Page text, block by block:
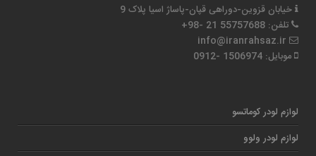
خیابان قزوین-دوراهی قپان-پاساژ اسیا پلاک 9
تلفن: 55757688 21 -98+
موبایل: 1506974 -0912
لوازم لودر کوماتسو
لوازم لودر ولوو